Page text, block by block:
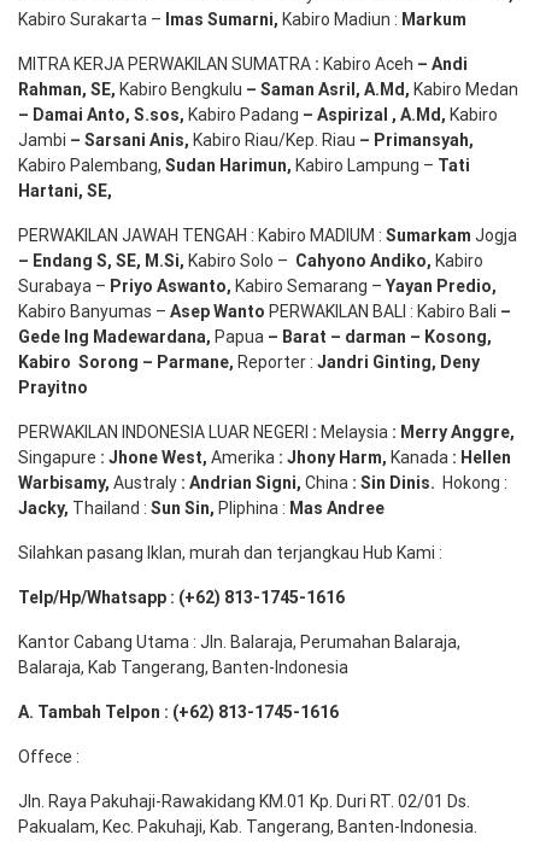
Kabiro Surakarta – Imas Sumarni, Kabiro Madiun : Markum
MITRA KERJA PERWAKILAN SUMATRA : Kabiro Aceh – Andi
Rahman, SE, Kabiro Bengkulu – Saman Asril , A.Md , Kabiro Medan
– Damai Anto, S.sos, Kabiro Padang – Aspirizal , A.Md , Kabiro
Jambi – Sarsani Anis, Kabiro Riau/Kep. Riau – Primansyah,
Kabiro Palembang, Sudan Harimun, Kabiro Lampung – Tati
Hartani, SE,
PERWAKILAN JAWAH TENGAH : Kabiro MADIUM : Sumarkam Jogja
– Endang S, SE, M.Si, Kabiro Solo – Cahyono Andiko, Kabiro
Surabaya – Priyo Aswanto, Kabiro Semarang – Yayan Predio,
Kabiro Banyumas – AsepWanto PERWAKILAN BALI : Kabiro Bali –
Gede Ing Madewardana, Papua – Barat – darman – Kosong,
Kabiro Sorong – Parmane, Reporter : Jandri Ginting, Deny
Prayitno
PERWAKILAN INDONESIA LUAR NEGERI : Melaysia : MerryAnggre,
Singapure : JhoneWest, Amerika : Jhony Harm, Kanada : Hellen
Warbisamy, Australy : Andrian Signi, China : Sin Dinis. Hokong :
Jacky, Thailand : Sun Sin, Pliphina : Mas Andree
Silahkan pasang Iklan, murah dan terjangkau Hub Kami :
Telp/Hp/Whatsapp : (+62) 813-1745-1616
Kantor Cabang Utama : Jln. Balaraja, Perumahan Balaraja,
Balaraja, Kab Tangerang, Banten-Indonesia
A. Tambah Telpon : (+62) 813-1745-1616
Offece :
Jln. Raya Pakuhaji-Rawakidang KM.01 Kp. Duri RT. 02/01 Ds.
Pakualam, Kec. Pakuhaji, Kab. Tangerang, Banten-Indonesia.